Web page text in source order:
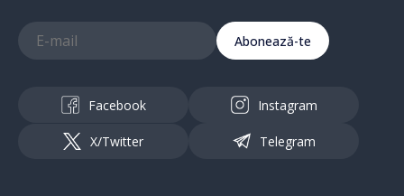
Abonează-te
Facebook Instagram
X/Twitter Telegram